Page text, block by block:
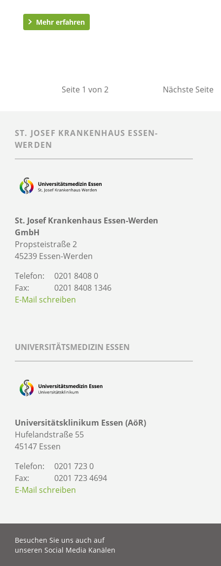
Mehr erfahren
Seite 1 von 2 Nächste Seite
ST. JOSEF KRANKENHAUS ESSEN-
WERDEN
St. Josef Krankenhaus Essen-Werden
GmbH
Propsteistraße 2
45239 Essen-Werden
Telefon:
0201 8408 0
Fax:
0201 8408 1346
E-Mail schreiben
UNIVERSITÄTSMEDIZIN ESSEN
Universitätsklinikum Essen (AöR)
Hufelandstraße 55
45147 Essen
Telefon:
0201 723 0
Fax:
0201 723 4694
E-Mail schreiben
Besuchen Sie uns auch auf
unseren Social Media Kanälen